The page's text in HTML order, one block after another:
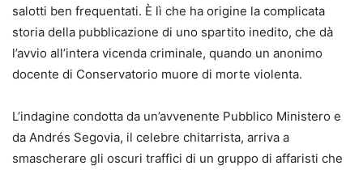
salotti ben frequentati. È lì che ha origine la complicata
storia della pubblicazione di uno spartito inedito, che dà
l’avvio all’intera vicenda criminale, quando un anonimo
docente di Conservatorio muore di morte violenta.
L’indagine condotta da un’avvenente Pubblico Ministero e
da Andrés Segovia, il celebre chitarrista, arriva a
smascherare gli oscuri traffici di un gruppo di affaristi che